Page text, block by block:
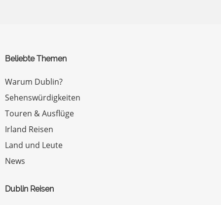
Beliebte Themen
Warum Dublin?
Sehenswürdigkeiten
Touren & Ausflüge
Irland Reisen
Land und Leute
News
Dublin Reisen